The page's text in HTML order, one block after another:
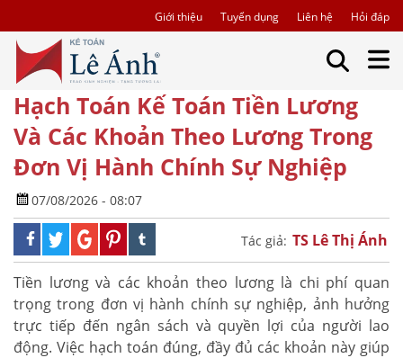
Giới thiệu Tuyển dụng Liên hệ Hỏi đáp
Hạch Toán Kế Toán Tiền Lương
Và Các Khoản Theo Lương Trong
Đơn Vị Hành Chính Sự Nghiệp
07/08/2026 - 08:07
Tác giả: TS Lê Thị Ánh
Tiền lương và các khoản theo lương là chi phí quan
trọng trong đơn vị hành chính sự nghiệp, ảnh hưởng
trực tiếp đến ngân sách và quyền lợi của người lao
động. Việc hạch toán đúng, đầy đủ các khoản này giúp